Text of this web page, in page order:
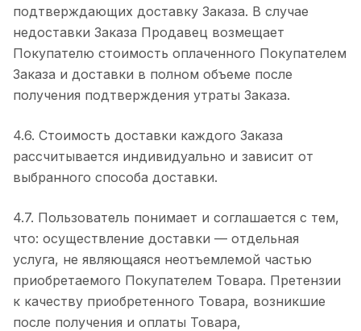
подтверждающих доставку Заказа. В случае
недоставки Заказа Продавец возмещает
Покупателю стоимость оплаченного Покупателем
Заказа и доставки в полном объеме после
получения подтверждения утраты Заказа.
4.6. Стоимость доставки каждого Заказа
рассчитывается индивидуально и зависит от
выбранного способа доставки.
4.7. Пользователь понимает и соглашается с тем,
что: осуществление доставки — отдельная
услуга, не являющаяся неотъемлемой частью
приобретаемого Покупателем Товара. Претензии
к качеству приобретенного Товара, возникшие
после получения и оплаты Товара,